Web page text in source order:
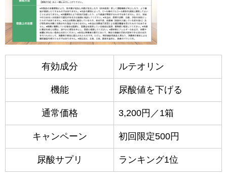
有効成分 ルテオリン
機能 尿酸値を下げる
通常価格 3,200円／1箱
キャンペーン 初回限定500円
尿酸サプリ ランキング1位